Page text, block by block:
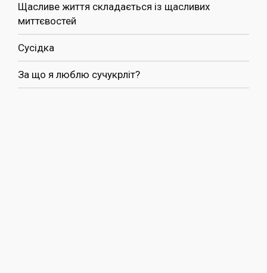
Щасливе життя складається із щасливих
миттєвостей
Сусідка
За що я люблю сучукрліт?